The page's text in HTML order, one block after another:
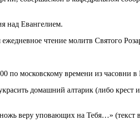
над Евангелием.
ежедневное чтение молитв Святого
по московскому времени из часовни
домашний алтарик (либо
веру уповающих на Тебя…» (текст